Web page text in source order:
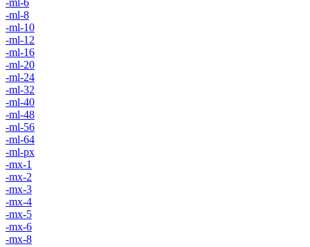
-ml-8
-ml-10
-ml-12
-ml-16
-ml-20
-ml-24
-ml-32
-ml-40
-ml-48
-ml-56
-ml-64
-ml-px
-mx-1
-mx-2
-mx-3
-mx-4
-mx-5
-mx-6
-mx-8